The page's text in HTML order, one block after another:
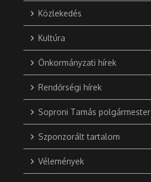
Közlekedés
Kultúra
Önkormányzati hírek
Rendőrségi hírek
Soproni Tamás polgármester
Szponzorált tartalom
Vélemények